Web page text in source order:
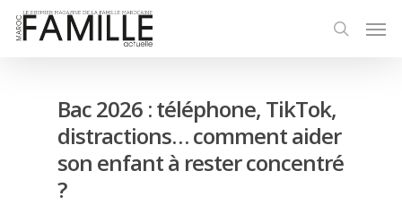
Bac 2026 : téléphone, TikTok,
distractions… comment aider
son enfant à rester concentré
?